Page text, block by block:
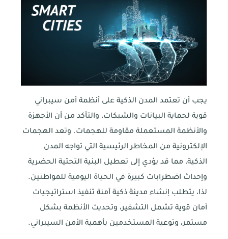
يجب أن تعتمد المدن الذكية على أنظمة أمن سيبراني
قوية لحماية البيانات والشبكات، والتأكد من أن الأجهزة
والأنظمة المستعملة مقاومة للهجمات. وتعد الهجمات
الإلكترونية من المخاطر الرئيسية التي تواجه المدن
الذكية، مما قد يؤدي إلى تعطيل البنية التحتية الحضرية
وإحداث اضطرابات كبيرة في الحياة اليومية للمواطنين.
لذا، يتطلب إنشاء مدينة ذكية آمنة تنفيذ استراتيجيات
أمان قوية تشمل التشفير، وتحديث الأنظمة بشكل
مستمر، وتوعية المستخدمين بأهمية الأمن السيبراني.